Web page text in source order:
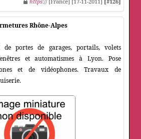
Rhône-Alpes
portes de garages, portails, volets
et automatismes à Lyon. Pose
et de vidéophones. Travaux de